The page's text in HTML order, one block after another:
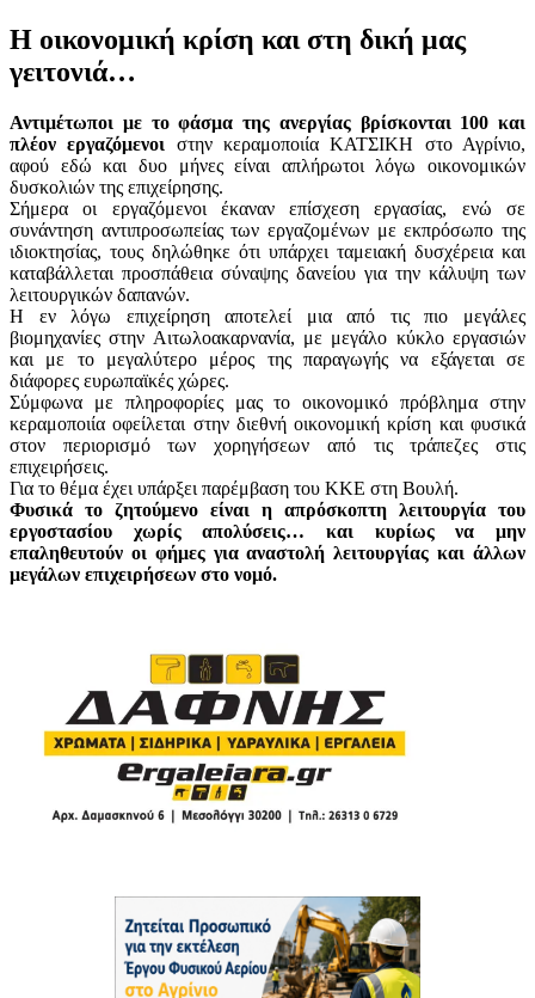
Η οικονομική κρίση και στη δική μας
γειτονιά…
Αντιμέτωποι με το φάσμα της ανεργίας βρίσκονται 100 και
πλέον εργαζόμενοι στην κεραμοποιία ΚΑΤΣΙΚΗ στο Αγρίνιο,
αφού εδώ και δυο μήνες είναι απλήρωτοι λόγω οικονομικών
δυσκολιών της επιχείρησης.
Σήμερα οι εργαζόμενοι έκαναν επίσχεση εργασίας, ενώ σε
συνάντηση αντιπροσωπείας των εργαζομένων με εκπρόσωπο της
ιδιοκτησίας, τους δηλώθηκε ότι υπάρχει ταμειακή δυσχέρεια και
καταβάλλεται προσπάθεια σύναψης δανείου για την κάλυψη των
λειτουργικών δαπανών.
Η εν λόγω επιχείρηση αποτελεί μια από τις πιο μεγάλες
βιομηχανίες στην Αιτωλοακαρνανία, με μεγάλο κύκλο εργασιών
και με το μεγαλύτερο μέρος της παραγωγής να εξάγεται σε
διάφορες ευρωπαϊκές χώρες.
Σύμφωνα με πληροφορίες μας το οικονομικό πρόβλημα στην
κεραμοποιία οφείλεται στην διεθνή οικονομική κρίση και φυσικά
στον περιορισμό των χορηγήσεων από τις τράπεζες στις
επιχειρήσεις.
Για το θέμα έχει υπάρξει παρέμβαση του ΚΚΕ στη Βουλή.
Φυσικά το ζητούμενο είναι η απρόσκοπτη λειτουργία του
εργοστασίου χωρίς απολύσεις… και κυρίως να μην
επαληθευτούν οι φήμες για αναστολή λειτουργίας και άλλων
μεγάλων επιχειρήσεων στο νομό.